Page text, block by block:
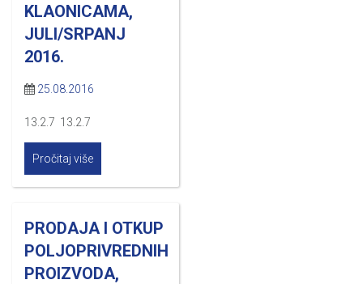
KLAONICAMA,
JULI/SRPANJ
2016.
25.08.2016
13.2.7 13.2.7
Pročitaj više
PRODAJA I OTKUP
POLJOPRIVREDNIH
PROIZVODA,